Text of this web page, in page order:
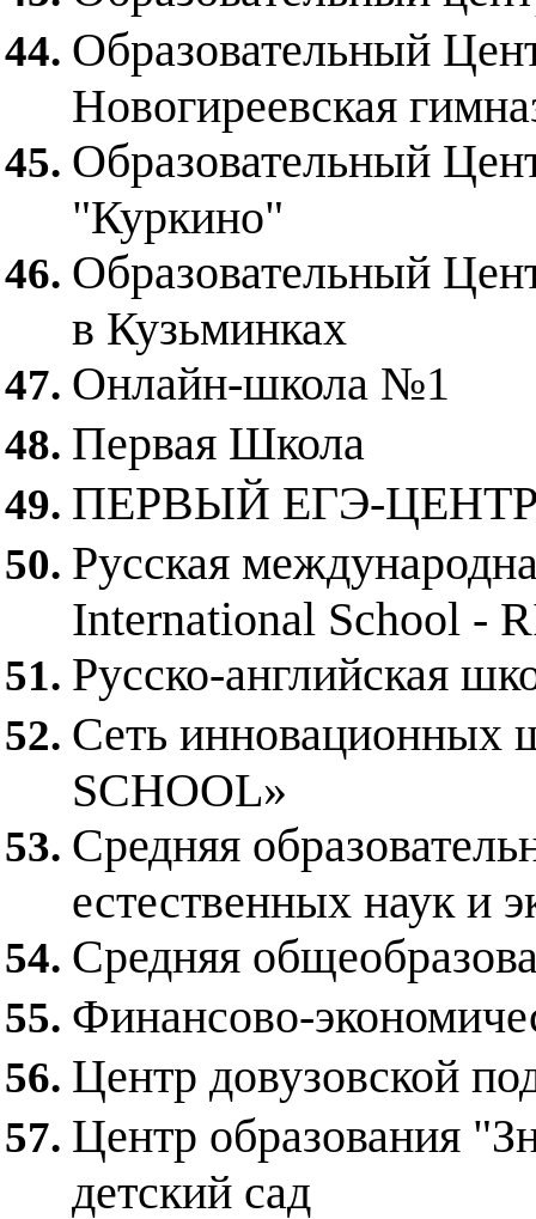
Образовательный
Новогиреевская
Образовательный
"Куркино"
Образовательный
в Кузьминках
Онлайн-школа №1
Первая Школа
ПЕРВЫЙ ЕГЭ-
Русская
International School -
Русско-
Сеть
SCHOOL»
Средняя
естественных наук
Средняя
Финансово-
Центр довузовской
Центр образования
детский сад